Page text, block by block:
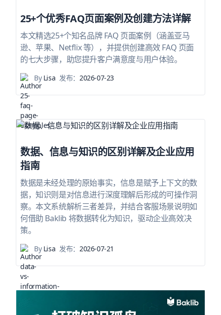
25+个优秀FAQ页面案例及创建方法详解
本文精选25+个知名品牌 FAQ 页面案例（涵盖亚马
逊、苹果、Netflix 等），并提供创建高效 FAQ 页面
的七大步骤，助您提升客户满意度与用户体验。
ByLisa 发布：2026-07-23
数据、信息与知识的区别详解及企业应用
指南
数据是未经处理的原始事实，信息是赋予上下文的数
据，知识则是对信息进行深度理解后形成的可操作洞
察。本文系统解析三者差异，并结合客服场景说明如
何借助 Baklib 将数据转化为知识，驱动企业高效决
策。
ByLisa 发布：2026-07-21